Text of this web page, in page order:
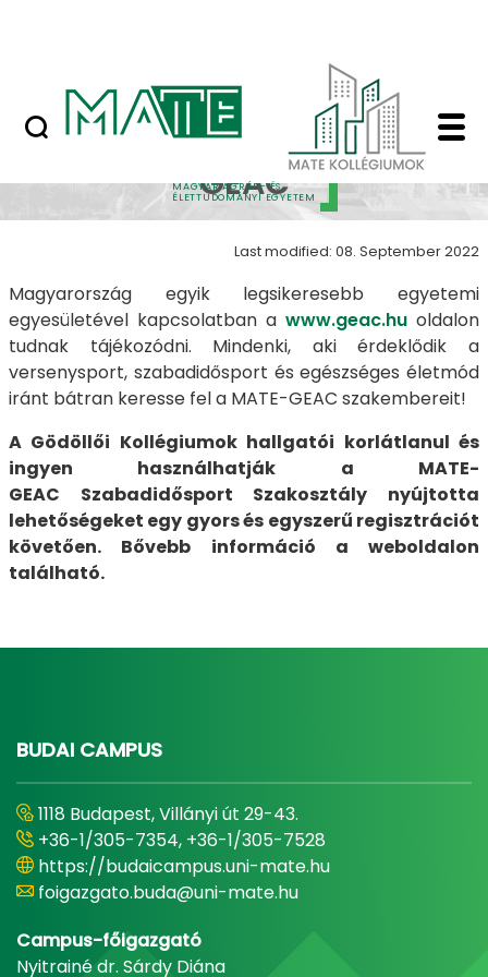
MAGYAR AGRÁR- ÉS
ÉLETTUDOMÁNYI EGYETEM
Nyilvános versenyeztetési felhívások
MATE-GEAC - MATE
MATE-
GEAC
Last modified: 08. September 2022
Magyarország egyik legsikeresebb egyetemi
egyesületével kapcsolatban a www.geac.hu oldalon
tudnak tájékozódni. Mindenki, aki érdeklődik a
versenysport, szabadidősport és egészséges életmód
iránt bátran keresse fel a MATE-GEAC szakembereit!
A Gödöllői Kollégiumok hallgatói korlátlanul és
ingyen használhatják a MATE-
GEAC Szabadidősport Szakosztály nyújtotta
lehetőségeket egy gyors és egyszerű regisztrációt
követően. Bővebb információ a weboldalon
található.
BUDAI CAMPUS
1118 Budapest, Villányi út 29-43.
+36-1/305-7354, +36-1/305-7528
https://budaicampus.uni-mate.hu
foigazgato.buda@uni-mate.hu
Campus-főigazgató
Nyitrainé dr. Sárdy Diána